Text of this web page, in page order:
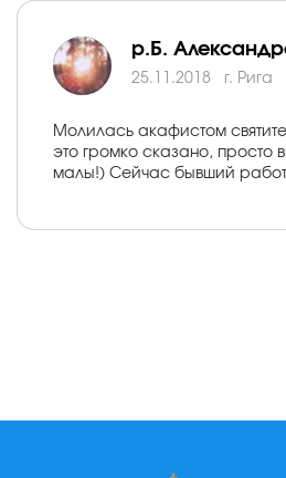
р.Б.
25.11.2018 г. Рига
Молилась акафистом
это громко сказано, просто
малы!) Сейчас бывший